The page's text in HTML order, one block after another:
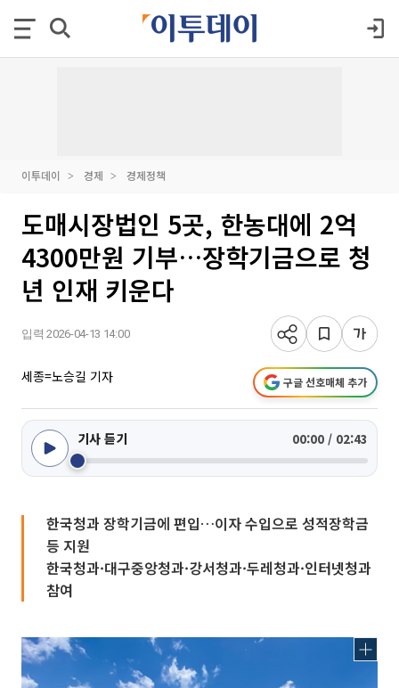
이투데이 경제 경제정책
도매시장법인 5곳, 한농대에 2억
4300만원 기부…장학기금으로 청
년 인재 키운다
입력 2026-04-13 14:00
세종=노승길 기자 구글 선호매체 추가
기사 듣기 00:00 / 02:43
한국청과 장학기금에 편입…이자 수입으로 성적장학금
등 지원
한국청과·대구중앙청과·강서청과·두레청과·인터넷청과
참여